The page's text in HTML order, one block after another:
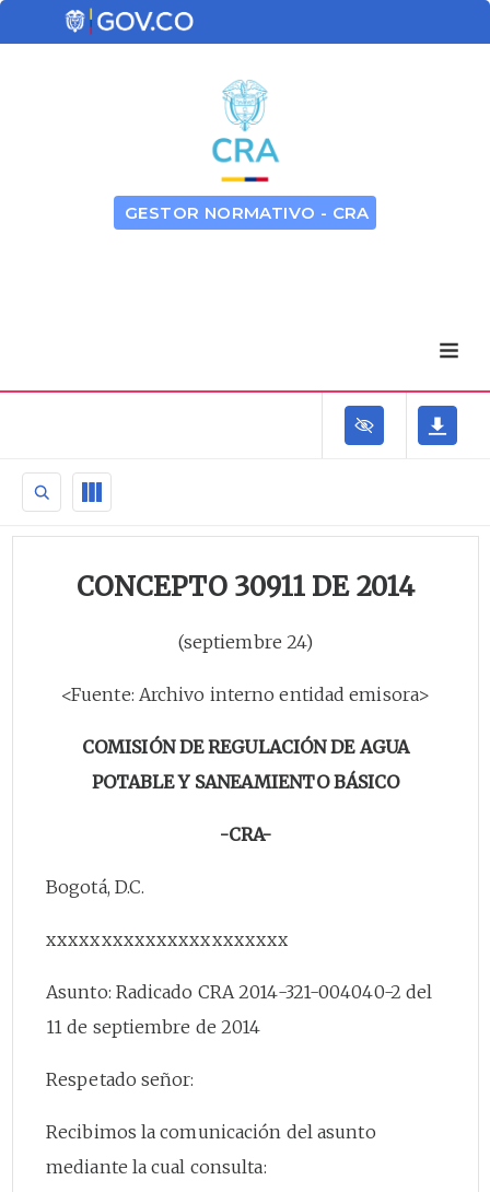
GESTOR NORMATIVO - CRA
CONCEPTO 30911 DE 2014
(septiembre 24)
<Fuente: Archivo interno entidad emisora>
COMISIÓN DE REGULACIÓN DE AGUA
POTABLE Y SANEAMIENTO BÁSICO
-CRA-
Bogotá, D.C.
xxxxxxxxxxxxxxxxxxxxxx
Asunto: Radicado CRA 2014-321-004040-2 del
11 de septiembre de 2014
Respetado señor:
Recibimos la comunicación del asunto
mediante la cual consulta: